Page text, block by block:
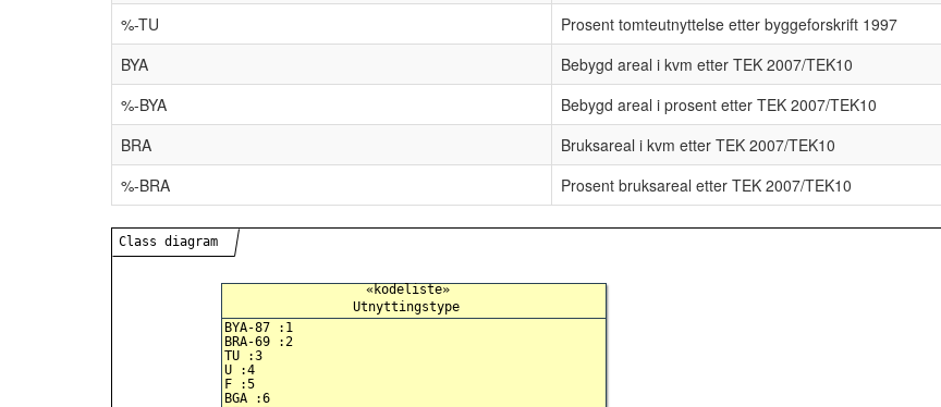
%-TU
Prosent tomteutnyttelse etter byggeforskrift 1997
BYA
Bebygd areal i kvm etter TEK 2007/TEK10
%-BYA
Bebygd areal i prosent etter TEK 2007/TEK10
BRA
Bruksareal i kvm etter TEK 2007/TEK10
%-BRA
Prosent bruksareal etter TEK 2007/TEK10